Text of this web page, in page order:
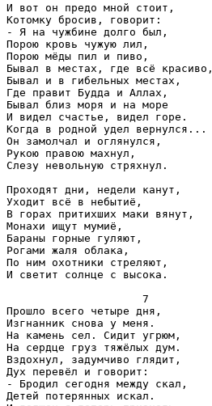
И вот он предо мной стоит,
Котомку бросив, говорит:
- Я на чужбине долго был,
Порою кровь чужую лил,
Порою мёды пил и пиво,
Бывал в местах, где всё красиво,
Бывал и в гибельных местах,
Где правит Будда и Аллах,
Бывал близ моря и на море
И видел счастье, видел горе.
Когда в родной удел вернулся...
Он замолчал и оглянулся,
Рукою правою махнул,
Слезу невольную стряхнул.
Проходят дни, недели канут,
Уходит всё в небытиё,
В горах притихших маки вянут,
Монахи ищут мумиё,
Бараны горные гуляют,
Рогами жаля облака,
По ним охотники стреляют,
И светит солнце с высока.
                     7
Прошло всего четыре дня,
Изгнанник снова у меня.
На камень сел. Сидит угрюм,
На сердце груз тяжёлых дум.
Вздохнул, задумчиво глядит,
Дух перевёл и говорит:
- Бродил сегодня между скал,
Детей потерянных искал.